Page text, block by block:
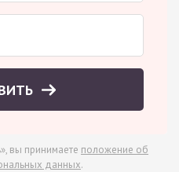
вы принимаете положение об
данных.